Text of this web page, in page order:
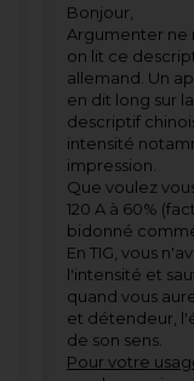
Bonjour,
Argumenter ne
on lit ce
allemand. Un
en dit long sur
descriptif
intensité
impression.
Que voulez
120 A à 60%
bidonné
En TIG, vous
l'intensité et
quand vous
et détendeur,
de son sens.
Pour votre